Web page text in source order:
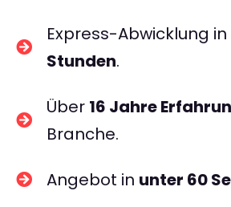
Express-Abwicklung in
Stunden.
Über 16 Jahre
Branche.
Angebot in unter 60